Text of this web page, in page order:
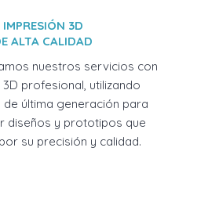
IMPRESIÓN 3D
ALTA CALIDAD
nuestros servicios con
profesional, utilizando
última generación para
diseños y prototipos que
su precisión y calidad.